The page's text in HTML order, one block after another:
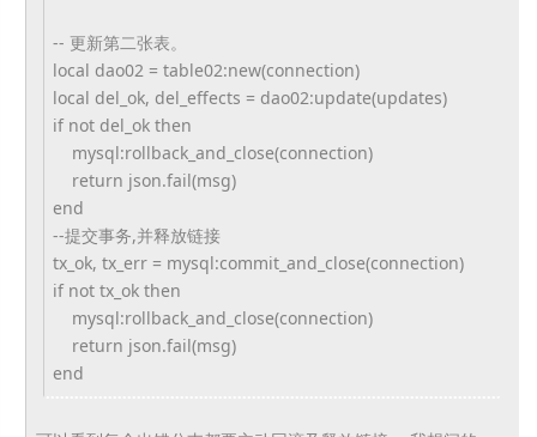
-- 更新第二张表。
local dao02 = table02:new(connection)
local del_ok, del_effects = dao02:update(updates)
if not del_ok then
mysql:rollback_and_close(connection)
return json.fail(msg)
end
--提交事务,并释放链接
tx_ok, tx_err = mysql:commit_and_close(connection)
if not tx_ok then
mysql:rollback_and_close(connection)
return json.fail(msg)
end